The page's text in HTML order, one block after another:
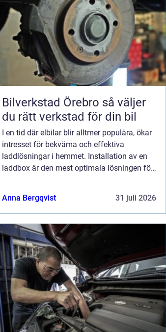
Bilverkstad Örebro så väljer
du rätt verkstad för din bil
I en tid där elbilar blir alltmer populära, ökar
intresset för bekväma och effektiva
laddlösningar i hemmet. Installation av en
laddbox är den mest optimala lösningen för
Anna Bergqvist
31 juli 2026